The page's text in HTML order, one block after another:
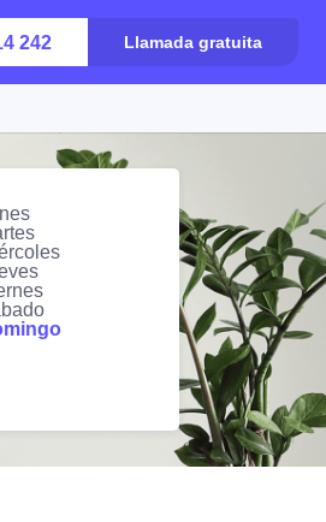
242 Llamada gratuita